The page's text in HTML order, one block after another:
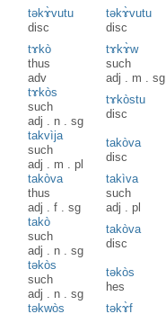
təkɤ̀vutu
disc
təkɤ̀vutu
disc
tɤkò
thus
adv
tɤkɤ̀w
such
adj . m .sg
tɤkòs
such
adj . n .sg
tɤkòstu
disc
takvìja
such
adj . m .pl
takòva
disc
takòva
thus
adj .f .sg
takìva
such
adj .pl
takò
such
adj . n .sg
takòva
disc
təkòs
such
adj . n .sg
təkòs
hes
təkwòs
təkɤ̀f